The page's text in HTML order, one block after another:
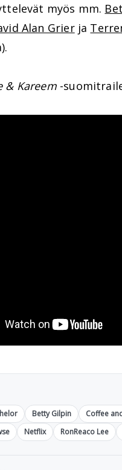
myös mm.
Alan Grierja
& Kareem-
Betty Gilpin Coffee
Netflix RonReaco Lee